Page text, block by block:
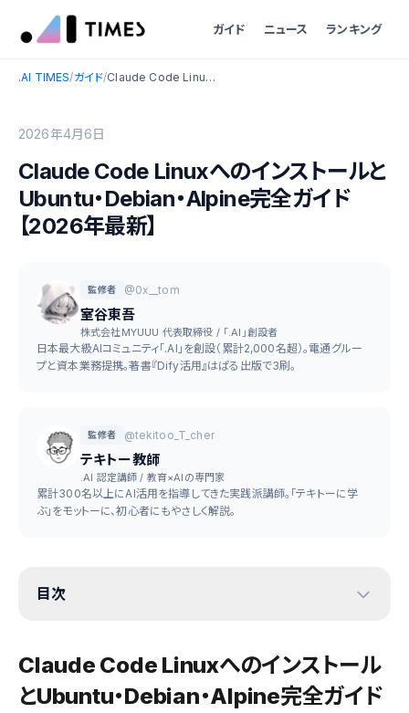
ガイド ニュース ランキング
.AI TIMES/ガイド/ Claude Code LinuxへのインストールとUbuntu・Debian・Alpine完全ガイド【2026年最新】
2026年4月6日
Claude Code Linuxへのインストールと
Ubuntu・Debian・Alpine完全ガイド
【2026年最新】
監修者 @0x__tom
室谷東吾
株式会社MYUUU 代表取締役 / 「.AI」創設者
日本最大級AIコミュニティ「.AI」を創設（累計2,000名超）。電通グルー
プと資本業務提携。著書『Dify活用』はぱる出版で3刷。
監修者 @tekitoo_T_cher
テキトー教師
.AI 認定講師 / 教育×AIの専門家
累計300名以上にAI活用を指導してきた実践派講師。「テキトーに学
ぶ」をモットーに、初心者にもやさしく解説。
目次
Claude Code Linuxへのインストール
とUbuntu・Debian・Alpine完全ガイド